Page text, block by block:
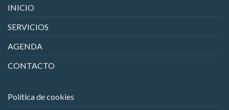
INICIO
SERVICIOS
AGENDA
CONTACTO
Política de cookies